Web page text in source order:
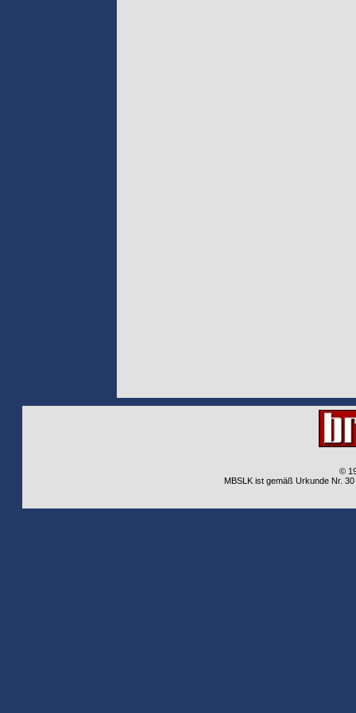
©
MBSLK ist gemäß Urkunde Nr.